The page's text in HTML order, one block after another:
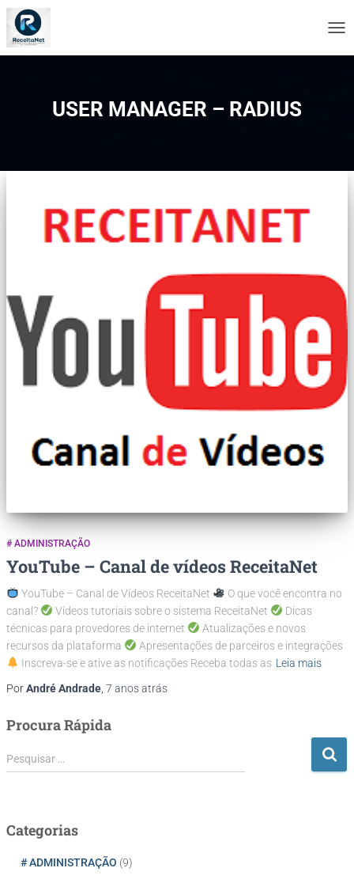
USER MANAGER – RADIUS
# ADMINISTRAÇÃO
YouTube – Canal de vídeos ReceitaNet
YouTube – Canal de Vídeos ReceitaNet
O que você encontra no
canal?
Vídeos tutoriais sobre o sistema ReceitaNet
Dicas
técnicas para provedores de internet
Atualizações e novos
recursos da plataforma
Apresentações de parceiros e integrações
Inscreva-se e ative as notificações Receba todas as Leia mais
PorAndré Andrade 7 anosatrás
Procura Rápida
P
e
Pesquisar …
Categorias
# ADMINISTRAÇÃO (9)